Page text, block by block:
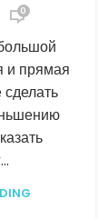
0
и прямая